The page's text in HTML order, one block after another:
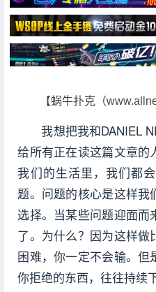
【蜗牛扑克（
我想把我和DANIEL
给所有正在读这篇文章的
我们的生活里，我们都
题。问题的核心是这样我
选择。当某些问题迎面
了。为什么？因为这样做
困难，你一定不会输。
你拒绝的东西，往往持续